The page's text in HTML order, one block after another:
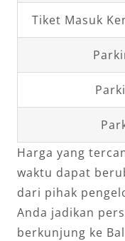
Tiket Masuk
Harga yang
waktu dapat
dari pihak
Anda jadikan
berkunjung ke